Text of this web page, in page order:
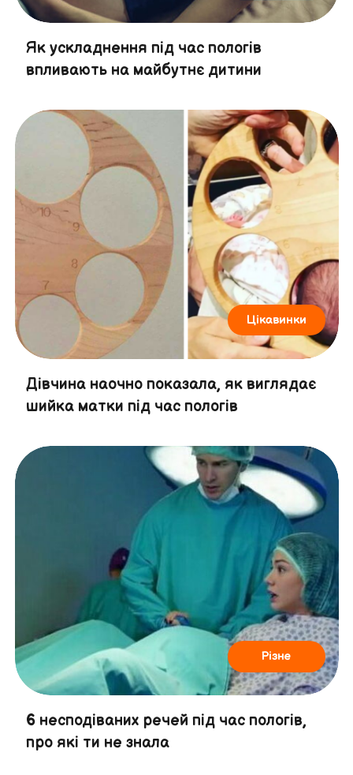
Як ускладнення під час пологів
впливають на майбутнє дитини
Цікавинки
Дівчина наочно показала, як виглядає
шийка матки під час пологів
Різне
6 несподіваних речей під час пологів,
про які ти не знала